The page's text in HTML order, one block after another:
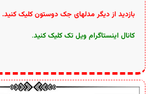
بازدید از دیگر مدلهای جک دوستون کلیک کنید.
کانال اینستاگرام ویل تک کلیک کنید.